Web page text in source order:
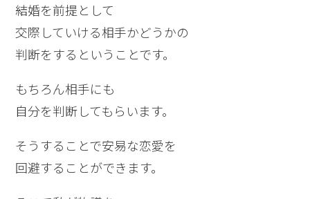
結婚を前提として
交際していける相手かどうかの
判断をするということです。
もちろん相手にも
自分を判断してもらいます。
そうすることで安易な恋愛を
回避することができます。